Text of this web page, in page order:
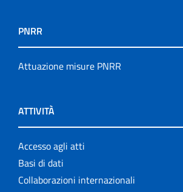
PNRR
Attuazione misure PNRR
ATTIVITÀ
Accesso agli atti
Basi di dati
Collaborazioni internazionali